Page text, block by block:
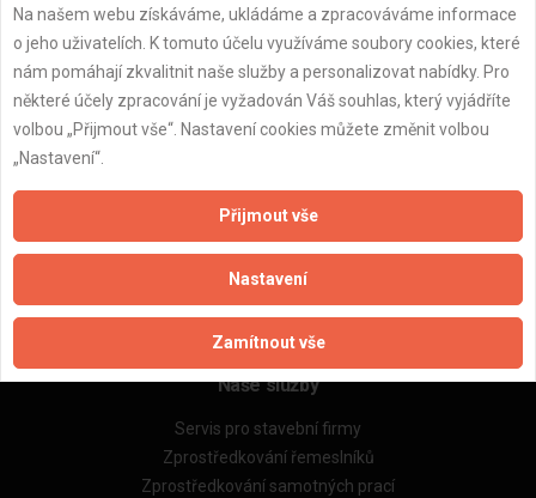
Důležité informace
Zásady pro používání souborů cookie
Naše excelové tabulky online
Naše služby
Servis pro stavební firmy
Zprostředkování řemeslníků
Zprostředkování samotných prací
Na našem webu získáváme, ukládáme a zpracováváme informace
o jeho uživatelích. K tomuto účelu využíváme soubory cookies, které
nám pomáhají zkvalitnit naše služby a personalizovat nabídky. Pro
některé účely zpracování je vyžadován Váš souhlas, který vyjádříte
volbou „Přijmout vše“. Nastavení cookies můžete změnit volbou
„Nastavení“.
Přijmout vše
Nastavení
Zamítnout vše